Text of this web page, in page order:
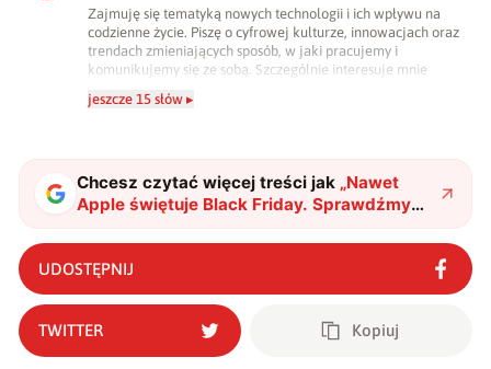
Zajmuję się tematyką nowych technologii i ich wpływu na
codzienne życie. Piszę o cyfrowej kulturze, innowacjach oraz
trendach zmieniających sposób, w jaki pracujemy i
komunikujemy się ze sobą. Szczególnie interesuje mnie
popkulturą. W wolnych chwilach zakopuję się w książkach i
jeszcze 15 słów ▸
Chcesz czytać więcej treści jak „Nawet
Apple świętuje Black Friday. Sprawdźmy
szczegóły oferty"?
UDOSTĘPNIJ
TWITTER Kopiuj